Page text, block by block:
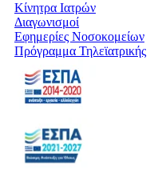
Κίνητρα Ιατρών
Διαγωνισμοί
Εφημερίες Νοσοκομείων
Πρόγραμμα Τηλεϊατρικής